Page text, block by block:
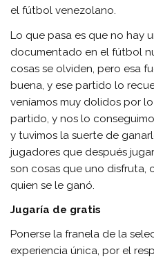
el fútbol venezolano.
Lo que pasa es que no hay
documentado en el fútbol
cosas se olviden, pero esa
buena, y ese partido lo
veníamos muy dolidos por
partido, y nos lo
y tuvimos la suerte de
jugadores que después
son cosas que uno disfruta,
quien se le ganó.
Jugaría de gratis
Ponerse la franela de la
experiencia única, por el